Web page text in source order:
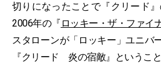
切りになったことで『クリード』
2006年の『 ロッキー・ザ・ファイ
スタローンが「ロッキー」ユニバ
『クリード 炎の宿敵』ということ